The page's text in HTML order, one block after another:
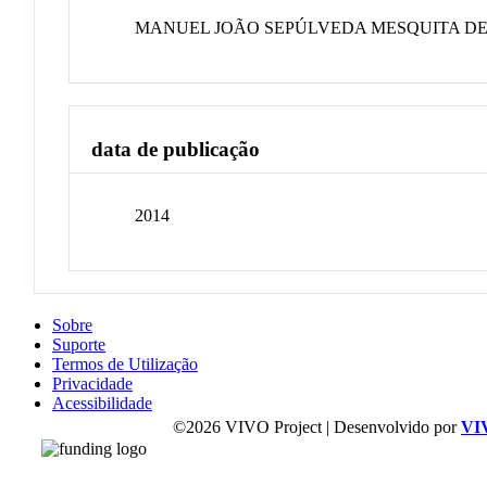
MANUEL JOÃO SEPÚLVEDA MESQUITA
data de publicação
2014
Sobre
Suporte
Termos de Utilização
Privacidade
Acessibilidade
©2026 VIVO Project | Desenvolvido por